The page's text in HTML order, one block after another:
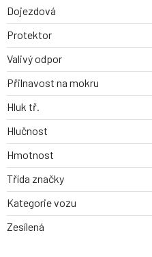
Dojezdová
Protektor
Valivý odpor
Přilnavost na mokru
Hluk tř.
Hlučnost
Hmotnost
Třída značky
Kategorie vozu
Zesílená